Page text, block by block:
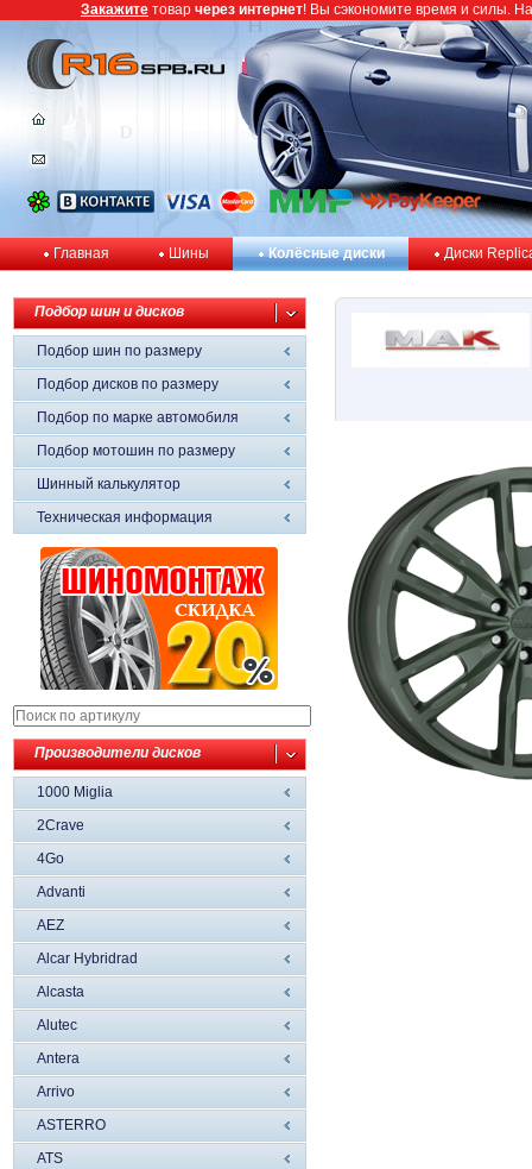
Главная Шины Колёсные диски Диски
Подбор шин и дисков
Подбор шин по размеру
Подбор дисков по размеру
Подбор по марке автомобиля
Подбор мотошин по размеру
Шинный калькулятор
Техническая информация
Производители дисков
1000 Miglia
2Crave
4Go
Advanti
AEZ
Alcar Hybridrad
Alcasta
Alutec
Antera
Arrivo
ASTERRO
ATS
Закажите товар через интернет! Вы сэкономите время и силы.